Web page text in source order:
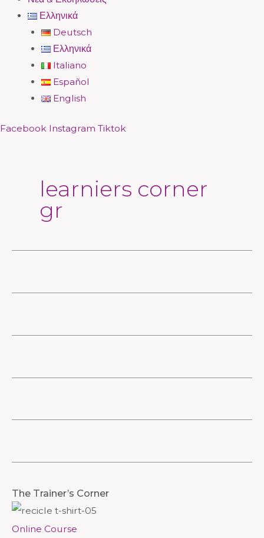
Ελληνικά
Deutsch
Ελληνικά
Italiano
Español
English
Facebook Instagram Tiktok
learniers corner
gr
The Trainer’s Corner
e
Online Course
e